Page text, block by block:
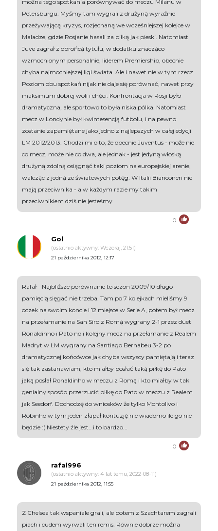
można tego spotkania porównywać do meczu Milanu w
Petersburgu. Myśmy tam wygrali z drużyną wyraźnie
przeżywającą kryzys, rozjechaną we wcześniejszej kolejce w
Maladze, gdzie Rosjanie hasali za piłką jak pieski. Natomiast
Juve zagrał z obrońcą tytułu, w dodatku znacząco
wzmocnionym personalnie, liderem Premiership, obecnie
chyba najmocniejszej ligi świata. Ale i nawet nie w tym rzecz.
Poziom obu spotkań nijak nie daje się porównać, nawet przy
maksimum dobrej woli i chęci. Konfrontacja w Rosji było
dramatyczna, ale sportowo to była niska pólka. Natomiast
mecz w Londynie był kwintesencją futbolu, i na pewno
zostanie zapamiętane jako jedno z najlepszych w całej edycji
LM 2012/2013. Chodzi mi o to, że obecnie Juventus - może nie
co mecz, może nie co dwa, ale jednak - jest jedyną włoską
drużyną zdolną osiągnąć taki poziom na europejskiej arenie,
walcząc z jedną ze światowych potęg. W Italii Bianconeri nie
mają przeciwnika - a w każdym razie my takim
przeciwnikiem dziś nie jesteśmy.
0
Gol
(ostatnio aktywny: Wczoraj, 21:51)
21 października 2012, 12:17
Rafał - Najbliższe porównanie to sezon 2009/10 długo
pamięcią sięgać nie trzeba. Tam po 7 kolejkach mieliśmy 9
oczek na swoim koncie i 12 miejsce w Serie A, potem był mecz
na przełamanie na San Siro z Romą wygrany 2-1 przez duet
Ronaldinho i Pato no i kolejny mecz na przełamanie z Realem
Madryt w LM wygrany na Santiago Bernabeu 3-2 po
dramatycznej końcówce jak chyba wszyscy pamiętają i teraz
się tak zastanawiam, kto miałby posłać taką piłkę do Pato
jaką posłał Ronaldinho w meczu z Romą i kto miałby w tak
genialny sposób przerzucić piłkę do Pato w meczu z Realem
jak Seedorf. Dochodzę do wniosków że tylko Montolivo i
Robinho w tym jeden złapał kontuzję nie wiadomo ile go nie
będzie :( Niestety źle jest...i to bardzo...
0
rafal996
(ostatnio aktywny: 4 lat temu, 2022-08-11)
21 października 2012, 11:55
Z Chelsea tak wspaniale grali, ale potem z Szachtarem zagrali
piach i cudem wyrwali ten remis. Równie dobrze można